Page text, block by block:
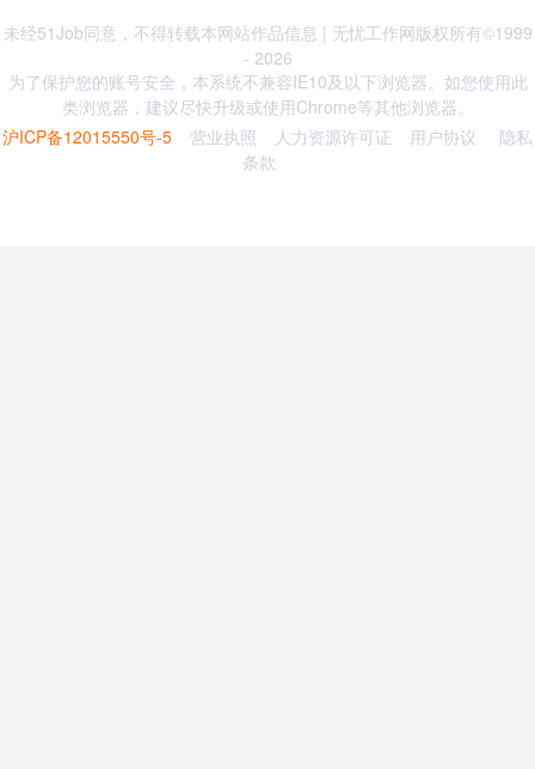
未经51Job同意，不得转载本网站作品信息 | 无忧工作网版权所有©1999
- 2026
为了保护您的账号安全，本系统不兼容IE10及以下浏览器。如您使用此
类浏览器，建议尽快升级或使用Chrome等其他浏览器。
沪ICP备12015550号-5
营业执照 人力资源许可证 用户协议
隐私
条款